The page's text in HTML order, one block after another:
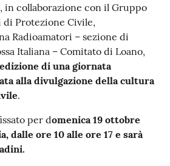
in collaborazione con il Gruppo
di Protezione Civile,
Radioamatori – sezione di
Italiana – Comitato di Loano,
di una giornata
alla divulgazione della cultura
.
per domenica 19 ottobre
dalle ore 10 alle ore 17 e sarà